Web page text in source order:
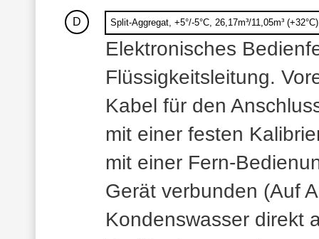
D Split-Aggregat, +5°/-5°C, 26,17m³/11,05m³ (+32°C)
Elektronisches
Flüssigkeitsleitung.
Kabel für den
mit einer festen
mit einer Fern-
Gerät verbunden (Auf
Kondenswasser direkt